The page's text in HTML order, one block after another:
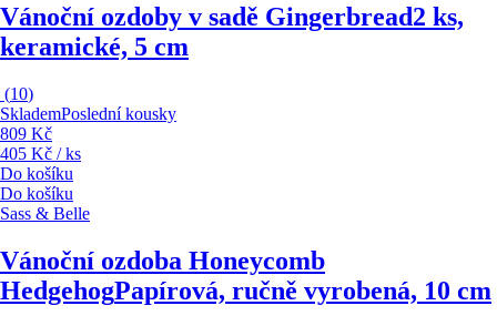
Vánoční ozdoby v sadě Gingerbread2 ks,
keramické, 5 cm
(10)
SklademPoslední kousky
809 Kč
405 Kč / ks
Do košíku
Do košíku
Sass & Belle
Vánoční ozdoba Honeycomb
HedgehogPapírová, ručně vyrobená, 10 cm